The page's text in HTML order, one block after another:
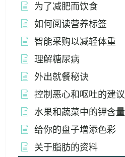
为了减肥而饮食
如何阅读营养标签
智能采购以减轻体重
理解糖尿病
外出就餐秘诀
控制恶心和呕吐的建议
水果和蔬菜中的钾含量
给你的盘子增添色彩
关于脂肪的资料